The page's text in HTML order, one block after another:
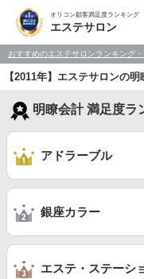
オリコン顧客満足度ランキング
エステサロン
おすすめのエステサロンランキング・
【2011年】エステサロンの
明瞭会計 満足度ラ
アドラーブル
銀座カラー
エステ・ステーシ